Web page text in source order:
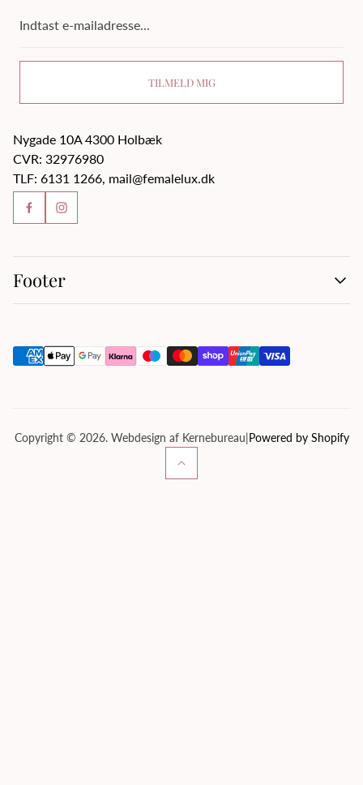
Nygade 10A 4300 Holbæk
CVR: 32976980
TLF: 6131 1266, mail@femalelux.dk
Footer
Om os
TILMELD MIG
Copyright © 2026. Webdesign af Kernebureau|Powered by Shopify